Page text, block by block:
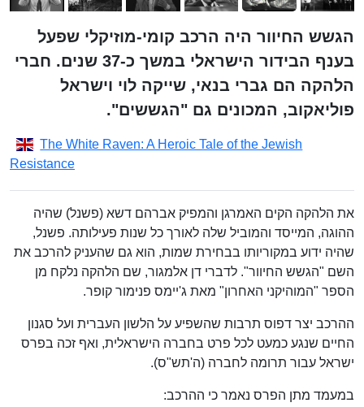
הגשש החיוור היה הרכב קומי-מוזיקלי שפעל
בענף הבידור הישראלי במשך כ-37 שנים. חברי
הלהקה הם גברי בנאי, שייקה לוי וישראל
פוליאקוב, המכונים גם "הגששים".
The White Raven: A Heroic Tale of the Jewish
Resistance
את הלהקה הקים האמרגן והמפיק אברהם דשא (פשנל) שהיה
ההוגה, המייסד והמוביל שלה לאורך כל שנות פעילותה. פשנל,
שהיה ידוע במקוריותו בבחירת שמות, הוא גם שהעניק להרכב את
השם "הגשש החיוור". לדברי דן אלמגור, שם הלהקה נלקח מן
הספר "המוהיקני האחרון" מאת ג'יימס פנימור קופר.
ההרכב יצר דפוס תרבות שהשפיע על הלשון העברית ועל סגנון
החיים שנגע כמעט לכל פרט בחברה הישראלית, ואף זכה בפרס
ישראל עבור תרומה לחברה (ה'תש"ס).
במעמד מתן הפרס נאמר כי ההרכב: